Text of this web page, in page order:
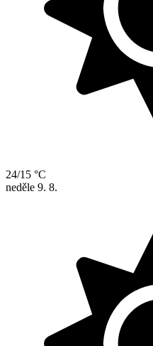
24/15 °C
neděle 9. 8.